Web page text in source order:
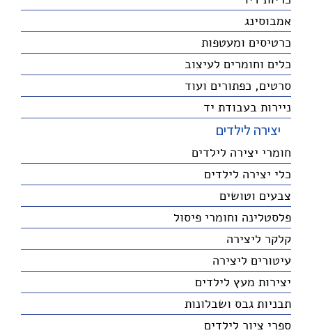
אמבוסינג
כרטיסים ומעטפות
כלים וחומרים לעיצוב
סרטים, כפתורים ועוד
ניירות בעבודת יד
יצירה לילדים
חומרי יצירה לילדים
כלי יצירה לילדים
צבעים וטושים
פלסטלינה וחומרי פיסול
קלקר ליצירה
עיטורים ליצירה
יצירות מעץ לילדים
תבניות גבס ושבלונות
ספרי ציור לילדים